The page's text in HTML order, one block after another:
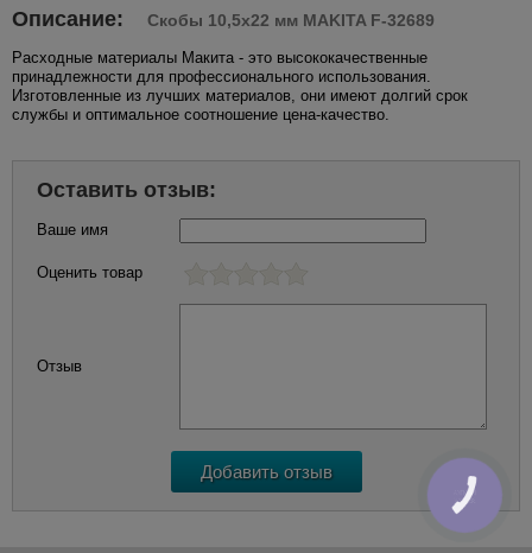
Описание: Скобы 10,5х22 мм MAKITA F-32689
Расходные материалы Макита - это высококачественные
принадлежности для профессионального использования.
Изготовленные из лучших материалов, они имеют долгий срок
службы и оптимальное соотношение цена-качество.
Оставить отзыв:
Ваше имя
Оценить товар
Отзыв
КНОПКА
ЗВ'ЯЗКУ